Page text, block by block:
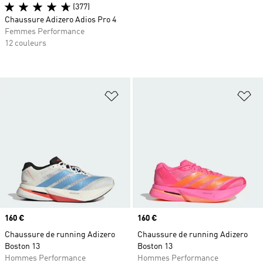
Ajouter à la Liste de produits
Prix
160 €
Chaussure de running Adizero
Boston 13
Hommes Performance
Prix
160 €
Chaussure de running Adizero
Boston 13
Hommes Performance
(377)
Chaussure Adizero Adios Pro 4
Femmes Performance
12 couleurs